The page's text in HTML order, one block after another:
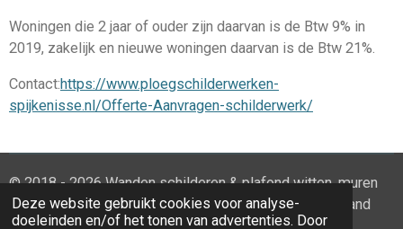
Deze website gebruikt cookies voor analyse-
doeleinden en/of het tonen van advertenties. Door
Woningen die 2 jaar of ouder zijn daarvan is de Btw 9% in
2019, zakelijk en nieuwe woningen daarvan is de Btw 21%.
Contact:https://www.ploegschilderwerken-
spijkenisse.nl/Offerte-Aanvragen-schilderwerk/
© 2018 - 2026 Wanden schilderen & plafond witten, muren
witten, huis schilderen sauswerk Zuid-Holland Nederland